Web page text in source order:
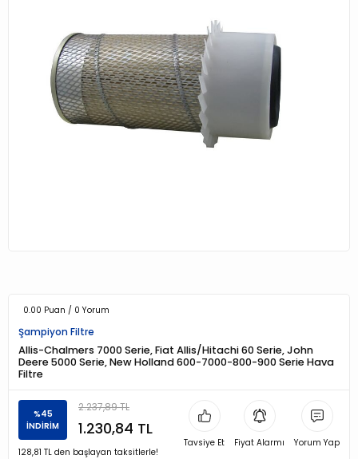
0.00 Puan / 0 Yorum
Şampiyon Filtre
Allis-Chalmers 7000 Serie, Fiat Allis/Hitachi 60 Serie, John
Deere 5000 Serie, New Holland 600-7000-800-900 Serie Hava
Filtre
%45
İNDİRİM
2.237,89 TL
1.230,84 TL
128,81 TL den başlayan taksitlerle!
Tavsiye Et Fiyat Alarmı Yorum Yap